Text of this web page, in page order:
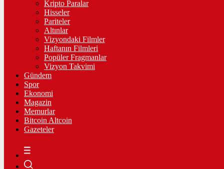
%-0,14
฿%0.1
LİTECOİN
2198.41Ł%1.3
ETHEREUM
91457 Ξ%0.2
RİPPLE
49.56
%1.8
Kripto Paralar
Hisseler
Pariteler
Altınlar
Vizyondaki Filmler
Haftanın Filmleri
Popüler Fragmanlar
Vizyon Takvimi
Gündem
Spor
Ekonomi
Magazin
Memurlar
Bitcoin Altcoin
Gazeteler